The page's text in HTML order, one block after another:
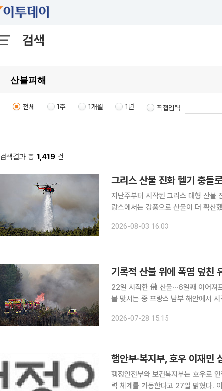
검색
전체 1주 1개월 1년 직접입력
검색결과 총 1,419 건
그리스 산불 진화 헬기 충돌
지난주부터 시작된 그리스 대형 산불
랑스에서는 강풍으로 산불이 더 확산
리스 소방당국은 아테네 서쪽 협곡에
2026-08-03 16:03
기록적 산불 위에 폭염 덮
22일 시작한 佛 산불⋯6일째 이어져
불 맞서는 중 프랑스 남부 해안에서 시작한 산불이 국가적 재난 수준으로 확산하고 스페인도 사상
다. 27일(현지시간) 프랑스24와 로
2026-07-28 15:15
행안부·복지부, 호우 이재민
행정안전부와 보건복지부는 호우로
력 체계를 가동한다고 27일 밝혔다. 이번 대책은 호우 피해자의 심리적 충격을 완화하고 조속한 일